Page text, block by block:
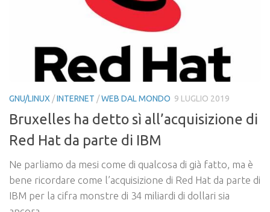
GNU/LINUX /INTERNET /WEB DAL MONDO 9 LUGLIO 2019
Bruxelles ha detto sì all’acquisizione di
Red Hat da parte di IBM
Ne parliamo da mesi come di qualcosa di già fatto, ma è
bene ricordare come l’acquisizione di Red Hat da parte di
IBM per la cifra monstre di 34 miliardi di dollari sia